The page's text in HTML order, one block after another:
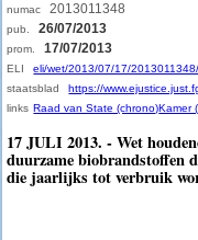
numac 2013011348
pub. 26/07/2013
prom. 17/07/2013
ELI
eli/wet/2013/07/17/
staatsblad
https://
links Raad van State (chrono)Kamer
17 JULI 2013. - Wet
duurzame biobrandstoffen
die jaarlijks tot verbruik